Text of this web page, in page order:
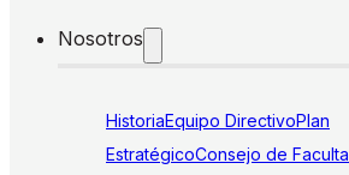
Nosotros
HistoriaEquipo DirectivoPlan
EstratégicoConsejo de